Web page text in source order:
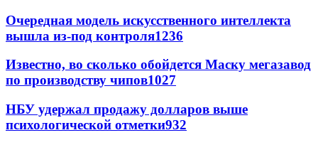
Очередная модель искусственного интеллекта
вышла из-под контроля1236
Известно, во сколько обойдется Маску мегазавод
по производству чипов1027
НБУ удержал продажу долларов выше
психологической отметки932